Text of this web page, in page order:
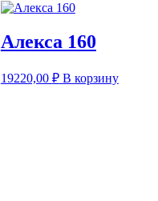
Алекса 160
19220,00 ₽ В корзину